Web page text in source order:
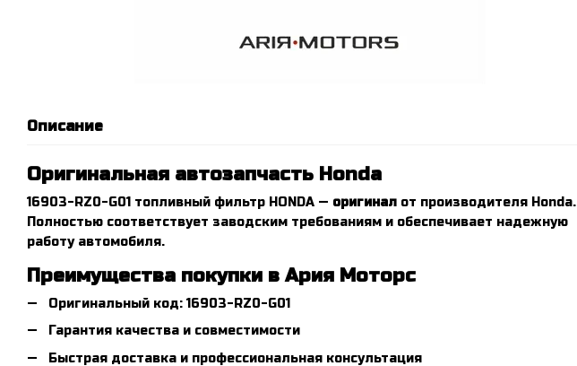
Описание
Оригинальная автозапчасть Honda
16903-RZ0-G01 топливный фильтр HONDA — оригинал от производителя Honda.
Полностью соответствует заводским требованиям и обеспечивает надежную
работу автомобиля.
Преимущества покупки в Ария Моторс
Оригинальный код: 16903-RZ0-G01
Гарантия качества и совместимости
Быстрая доставка и профессиональная консультация